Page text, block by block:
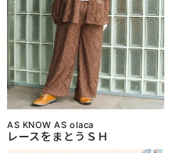
AS KNOW AS olaca
レースをまとうＳＨ